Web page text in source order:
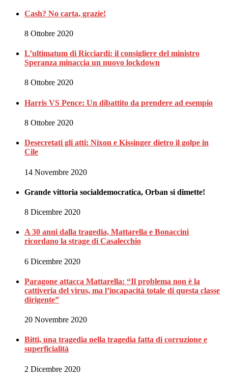
Cash? No carta, grazie!
8 Ottobre 2020
L’ultimatum di Ricciardi: il consigliere del ministro
Speranza minaccia un nuovo lockdown
8 Ottobre 2020
Harris VS Pence: Un dibattito da prendere ad esempio
8 Ottobre 2020
Desecretati gli atti: Nixon e Kissinger dietro il golpe in
Cile
14 Novembre 2020
Grande vittoria socialdemocratica, Orban si dimette!
8 Dicembre 2020
A 30 anni dalla tragedia, Mattarella e Bonaccini
ricordano la strage di Casalecchio
6 Dicembre 2020
Paragone attacca Mattarella: “Il problema non è la
cattiveria del virus, ma l’incapacità totale di questa classe
dirigente”
20 Novembre 2020
Bitti, una tragedia nella tragedia fatta di corruzione e
superficialità
2 Dicembre 2020